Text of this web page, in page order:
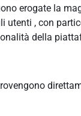
erogate la
, con
della